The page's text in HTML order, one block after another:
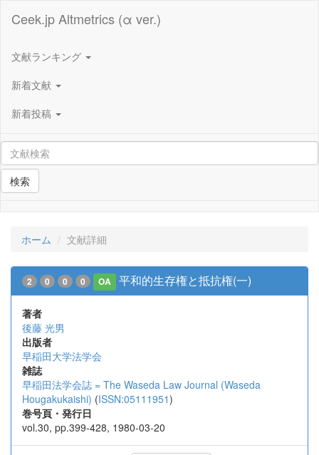
Ceek.jp Altmetrics (α ver.)
文献ランキング
新着文献
新着投稿
検索
ホーム 文献詳細
2 0 0 0 OA 平和的生存権と抵抗権(一)
著者
後藤 光男
出版者
早稲田大学法学会
雑誌
早稲田法学会誌 = The Waseda Law Journal (Waseda
Hougakukaishi) (ISSN:05111951)
巻号頁・発行日
vol.30, pp.399-428, 1980-03-20